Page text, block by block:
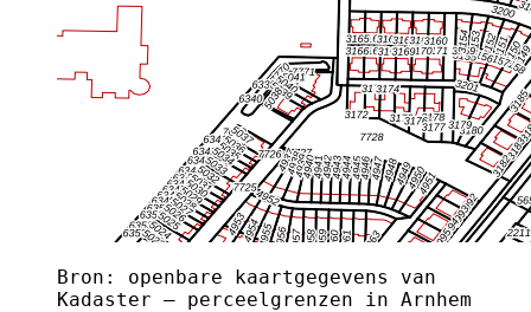
Bron: openbare kaartgegevens van
Kadaster — perceelgrenzen in Arnhem